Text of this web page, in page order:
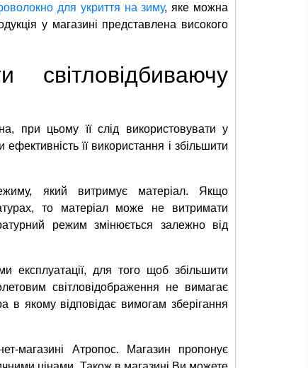
для укриття на зиму, яке можна
у магазині представлена високого
світловідбиваючу
при цьому її слід використовувати у
її використання і збільшити
який витримує матеріал. Якщо
то матеріал може не витримати
режим змінюється залежно від
експлуатації, для того щоб збільшити
світловідображення не вимагає
в якому відповідає вимогам зберігання
магазині Атропос. Магазин пропонує